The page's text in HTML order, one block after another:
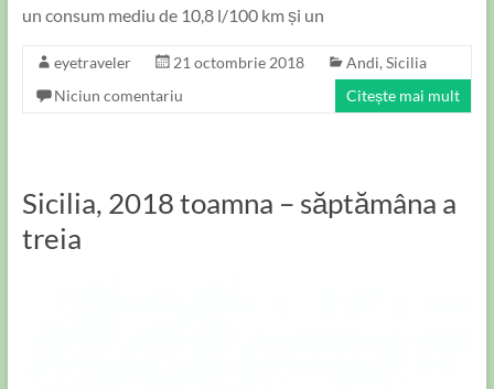
un consum mediu de 10,8 l/100 km și un
eyetraveler 21 octombrie 2018 Andi, Sicilia
Niciun comentariu
Citește mai mult
Sicilia, 2018 toamna – săptămâna a
treia